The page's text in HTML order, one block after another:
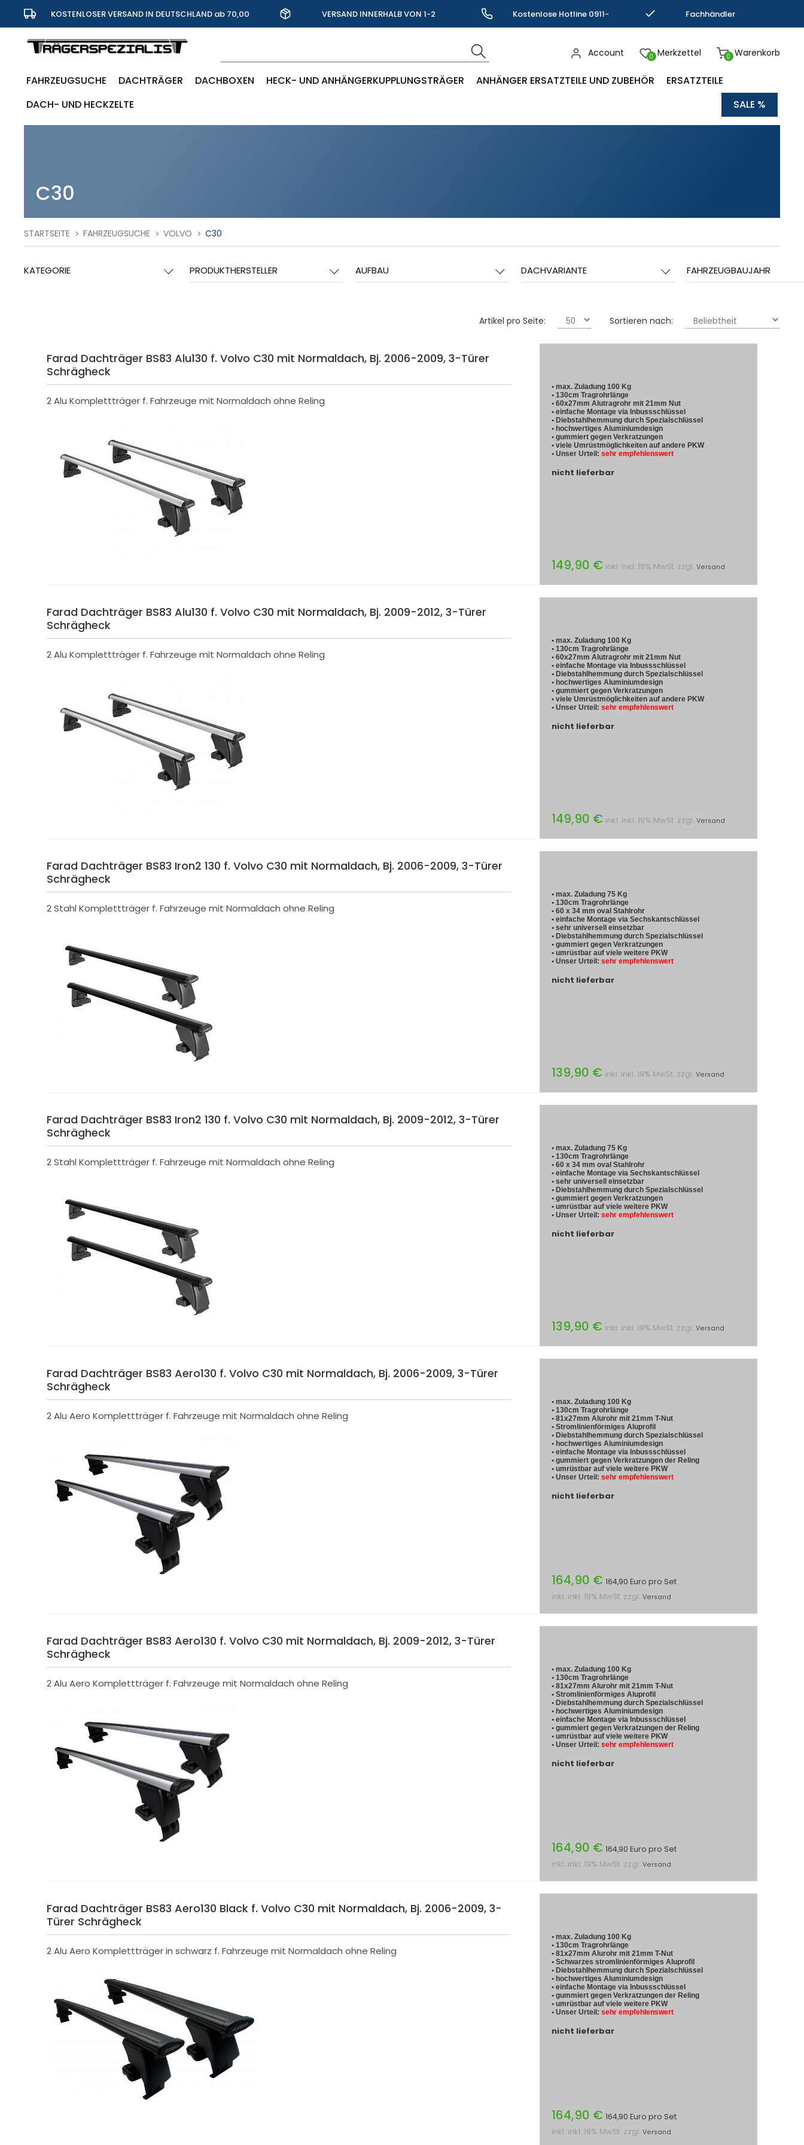
KOSTENLOSER VERSAND IN DEUTSCHLAND ab 70,00
Euro
VERSAND INNERHALB VON 1-2 Kostenlose Hotline 0911- Fachhändler
0 Warenkorb
0 Merkzettel
Account
FAHRZEUGSUCHE DACHTRÄGER DACHBOXEN HECK- UND ANHÄNGERKUPPLUNGSTRÄGER ANHÄNGER ERSATZTEILE UND ZUBEHÖR
ERSATZTEILE
DACH- UND HECKZELTE
SALE %
C30
STARTSEITE FAHRZEUGSUCHE VOLVO C30
KATEGORIE PRODUKTHERSTELLER AUFBAU DACHVARIANTE FAHRZEUGBAUJAHR
Sortieren nach:
Artikel pro Seite:
Farad Dachträger BS83 Alu130 f. Volvo C30 mit Normaldach, Bj. 2006-2009, 3-Türer
Schrägheck
2 Alu Komplettträger f. Fahrzeuge mit Normaldach ohne Reling
• max. Zuladung 100 Kg
• 130cm Tragrohrlänge
• 60x27mm Alutragrohr mit 21mm Nut
• einfache Montage via Inbussschlüssel
• Diebstahlhemmung durch Spezialschlüssel
• hochwertiges Aluminiumdesign
• gummiert gegen Verkratzungen
• viele Umrüstmöglichkeiten auf andere PKW
• Unser Urteil: sehr empfehlenswert
nicht lieferbar
149,90 € inkl. inkl. 19% MwSt. zzgl. Versand
Farad Dachträger BS83 Alu130 f. Volvo C30 mit Normaldach, Bj. 2009-2012, 3-Türer
Schrägheck
2 Alu Komplettträger f. Fahrzeuge mit Normaldach ohne Reling
• max. Zuladung 100 Kg
• 130cm Tragrohrlänge
• 60x27mm Alutragrohr mit 21mm Nut
• einfache Montage via Inbussschlüssel
• Diebstahlhemmung durch Spezialschlüssel
• hochwertiges Aluminiumdesign
• gummiert gegen Verkratzungen
• viele Umrüstmöglichkeiten auf andere PKW
• Unser Urteil: sehr empfehlenswert
nicht lieferbar
149,90 € inkl. inkl. 19% MwSt. zzgl. Versand
Farad Dachträger BS83 Iron2 130 f. Volvo C30 mit Normaldach, Bj. 2006-2009, 3-Türer
Schrägheck
2 Stahl Komplettträger f. Fahrzeuge mit Normaldach ohne Reling
• max. Zuladung 75 Kg
• 130cm Tragrohrlänge
• 60 x 34 mm oval Stahlrohr
• einfache Montage via Sechskantschlüssel
• sehr universell einsetzbar
• Diebstahlhemmung durch Spezialschlüssel
• gummiert gegen Verkratzungen
• umrüstbar auf viele weitere PKW
• Unser Urteil: sehr empfehlenswert
nicht lieferbar
139,90 € inkl. inkl. 19% MwSt. zzgl. Versand
Farad Dachträger BS83 Iron2 130 f. Volvo C30 mit Normaldach, Bj. 2009-2012, 3-Türer
Schrägheck
2 Stahl Komplettträger f. Fahrzeuge mit Normaldach ohne Reling
• max. Zuladung 75 Kg
• 130cm Tragrohrlänge
• 60 x 34 mm oval Stahlrohr
• einfache Montage via Sechskantschlüssel
• sehr universell einsetzbar
• Diebstahlhemmung durch Spezialschlüssel
• gummiert gegen Verkratzungen
• umrüstbar auf viele weitere PKW
• Unser Urteil: sehr empfehlenswert
nicht lieferbar
139,90 € inkl. inkl. 19% MwSt. zzgl. Versand
Farad Dachträger BS83 Aero130 f. Volvo C30 mit Normaldach, Bj. 2006-2009, 3-Türer
Schrägheck
2 Alu Aero Komplettträger f. Fahrzeuge mit Normaldach ohne Reling
• max. Zuladung 100 Kg
• 130cm Tragrohrlänge
• 81x27mm Alurohr mit 21mm T-Nut
• Stromlinienförmiges Aluprofil
• Diebstahlhemmung durch Spezialschlüssel
• hochwertiges Aluminiumdesign
• einfache Montage via Inbussschlüssel
• gummiert gegen Verkratzungen der Reling
• umrüstbar auf viele weitere PKW
• Unser Urteil: sehr empfehlenswert
nicht lieferbar
164,90 € 164,90 Euro pro Set
inkl. inkl. 19% MwSt. zzgl. Versand
Farad Dachträger BS83 Aero130 f. Volvo C30 mit Normaldach, Bj. 2009-2012, 3-Türer
Schrägheck
2 Alu Aero Komplettträger f. Fahrzeuge mit Normaldach ohne Reling
• max. Zuladung 100 Kg
• 130cm Tragrohrlänge
• 81x27mm Alurohr mit 21mm T-Nut
• Stromlinienförmiges Aluprofil
• Diebstahlhemmung durch Spezialschlüssel
• hochwertiges Aluminiumdesign
• einfache Montage via Inbussschlüssel
• gummiert gegen Verkratzungen der Reling
• umrüstbar auf viele weitere PKW
• Unser Urteil: sehr empfehlenswert
nicht lieferbar
164,90 € 164,90 Euro pro Set
inkl. inkl. 19% MwSt. zzgl. Versand
Farad Dachträger BS83 Aero130 Black f. Volvo C30 mit Normaldach, Bj. 2006-2009, 3-
Türer Schrägheck
2 Alu Aero Komplettträger in schwarz f. Fahrzeuge mit Normaldach ohne Reling
• max. Zuladung 100 Kg
• 130cm Tragrohrlänge
• 81x27mm Alurohr mit 21mm T-Nut
• Schwarzes stromlinienförmiges Aluprofil
• Diebstahlhemmung durch Spezialschlüssel
• hochwertiges Aluminiumdesign
• einfache Montage via Inbussschlüssel
• gummiert gegen Verkratzungen der Reling
• umrüstbar auf viele weitere PKW
• Unser Urteil: sehr empfehlenswert
nicht lieferbar
164,90 € 164,90 Euro pro Set
inkl. inkl. 19% MwSt. zzgl. Versand